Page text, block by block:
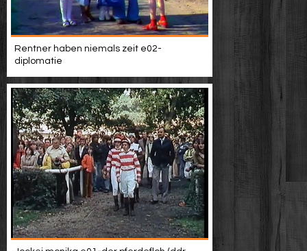
Rentner haben niemals zeit e02-
diplomatie